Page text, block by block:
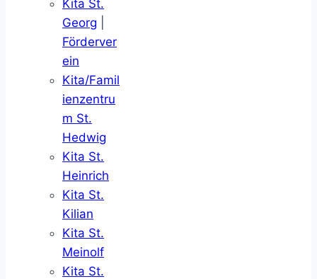
Kita St.
Georg
Förderver
ein
Kita/Famil
ienzentru
m St.
Hedwig
Kita St.
Heinrich
Kita St.
Kilian
Kita St.
Meinolf
Kita St.